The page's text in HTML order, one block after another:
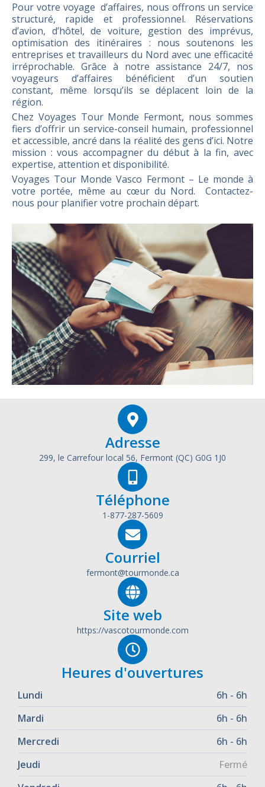
Pour votre voyage d’affaires, nous offrons un service
structuré, rapide et professionnel. Réservations
d’avion, d’hôtel, de voiture, gestion des imprévus,
optimisation des itinéraires : nous soutenons les
entreprises et travailleurs du Nord avec une efficacité
irréprochable. Grâce à notre assistance 24/7, nos
voyageurs d’affaires bénéficient d’un soutien
constant, même lorsqu’ils se déplacent loin de la
région.
Chez Voyages Tour Monde Fermont, nous sommes
fiers d’offrir un service-conseil humain, professionnel
et accessible, ancré dans la réalité des gens d’ici. Notre
mission : vous accompagner du début à la fin, avec
expertise, attention et disponibilité.
Voyages Tour Monde Vasco Fermont – Le monde à
votre portée, même au cœur du Nord. Contactez-
nous pour planifier votre prochain départ.
Adresse
299, le Carrefour local 56, Fermont (QC) G0G 1J0
Téléphone
1-877-287-5609
Courriel
fermont@tourmonde.ca
Site web
https://vascotourmonde.com
Heures d'ouvertures
Lundi
6h - 6h
Mardi
6h - 6h
Mercredi
6h - 6h
Jeudi
Fermé